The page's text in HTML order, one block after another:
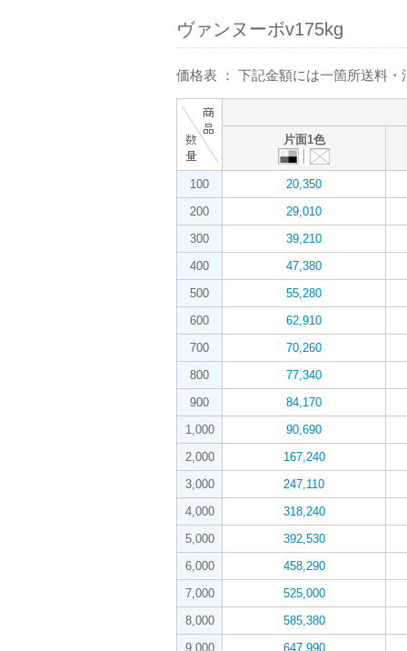
ヴァンヌーボv175kg
価格表 ： 下記金額には一箇所送料
片面1色
100
20,350
200
29,010
300
39,210
400
47,380
500
55,280
600
62,910
700
70,260
800
77,340
900
84,170
1,000
90,690
2,000
167,240
3,000
247,110
4,000
318,240
5,000
392,530
6,000
458,290
7,000
525,000
8,000
585,380
9,000
647,990